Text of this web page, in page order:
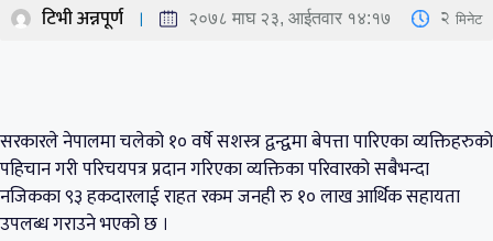
टिभी अन्नपूर्ण २०७८ माघ २३, आईतवार १४:१७ 2 मिनेट
सरकारले नेपालमा चलेको १० वर्षे सशस्त्र द्वन्द्वमा बेपत्ता पारिएका व्यक्तिहरुको
पहिचान गरी परिचयपत्र प्रदान गरिएका व्यक्तिका परिवारको सबैभन्दा
नजिकका ९३ हकदारलाई राहत रकम जनही रु १० लाख आर्थिक सहायता
उपलब्ध गराउने भएको छ ।